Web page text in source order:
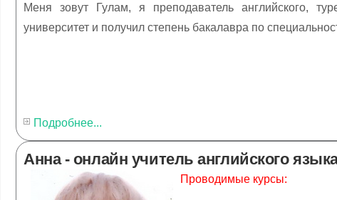
Меня зовут Гулам, я преподаватель английского,
университет и получил степень бакалавра по
Подробнее...
Анна - онлайн учитель английского
Проводимые курсы: